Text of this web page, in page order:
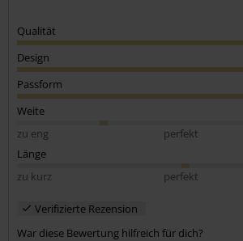
Qualität
Design
Passform
Weite
zu eng
perfekt
Länge
zu kurz
perfekt
Verifizierte Rezension
War diese Bewertung hilfreich für dich?